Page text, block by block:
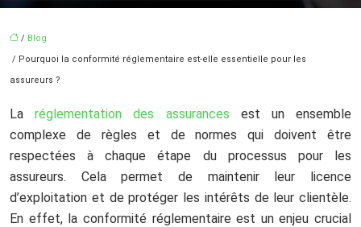
/ Blog
/ Pourquoi la conformité réglementaire est-elle essentielle pour les
assureurs ?
Laréglementation des assurances est un ensemble
complexe de règles et de normes qui doivent être
respectées à chaque étape du processus pour les
assureurs. Cela permet de maintenir leur licence
d’exploitation et de protéger les intérêts de leur clientèle.
En effet, la conformité réglementaire est un enjeu crucial